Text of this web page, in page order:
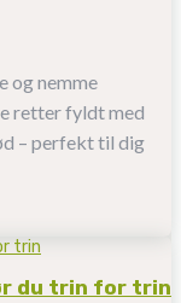
og nemme
retter fyldt med
– perfekt til dig
du trin for trin